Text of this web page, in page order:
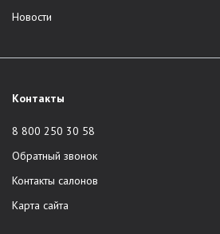
Новости
Контакты
8 800 250 30 58
Обратный звонок
Контакты салонов
Карта сайта